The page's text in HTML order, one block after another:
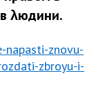
λюдини.
napasti-znovu-
zbroyu-i-